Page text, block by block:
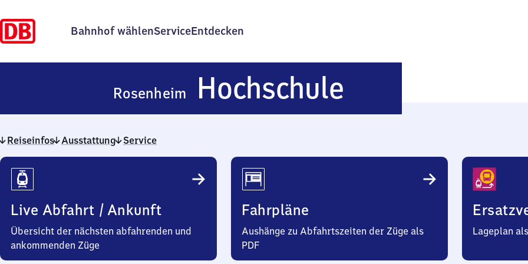
Bahnhof wählenServiceEntdecken
Rosenheim Hochschule
Hochschule
Reiseinfos Ausstattung Service
Reiseinfos
Live Abfahrt / Ankunft
Übersicht der nächsten abfahrenden und
ankommenden Züge
Fahrpläne
Aushänge zu Abfahrtszeiten der Züge als
PDF
Lageplan